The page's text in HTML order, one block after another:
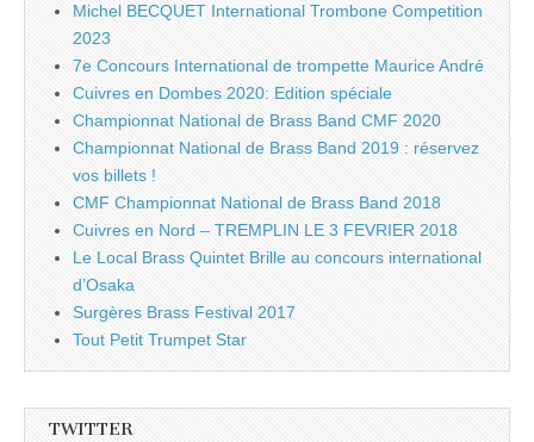
Michel BECQUET International Trombone Competition
2023
7e Concours International de trompette Maurice André
Cuivres en Dombes 2020: Edition spéciale
Championnat National de Brass Band CMF 2020
Championnat National de Brass Band 2019 : réservez
vos billets !
CMF Championnat National de Brass Band 2018
Cuivres en Nord – TREMPLIN LE 3 FEVRIER 2018
Le Local Brass Quintet Brille au concours international
d’Osaka
Surgères Brass Festival 2017
Tout Petit Trumpet Star
TWITTER